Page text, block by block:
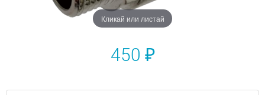
Кликай или листай
450 ₽